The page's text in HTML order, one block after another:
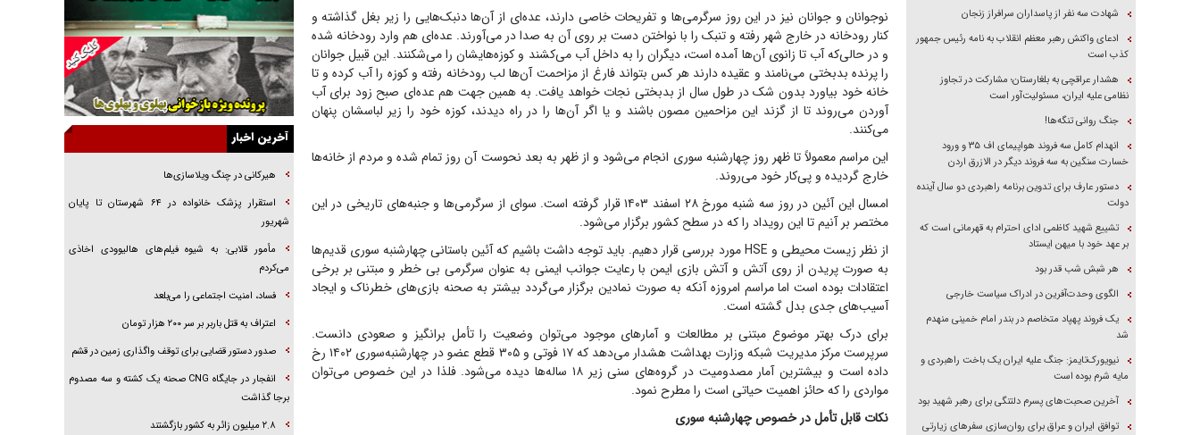
نوجوانان و جوانان نیز در این روز سرگرمی‌ها و تفریحات خاصی دارند، عده‌ای از آن‌ها دنبک‌هایی را زیر بغل گذاشته و
کنار رودخانه در خارج شهر رفته و تنبک را با نواختن دست بر روی آن به صدا در می‌آورند. عده‌ای هم وارد رودخانه شده
و در حالی‌که آب تا زانوی آن‌ها آمده است، دیگران را به داخل آب می‌کشند و کوزه‌هایشان را می‌شکنند. این قبیل جوانان
را پرنده بدبختی می‌نامند و عقیده دارند هر کس بتواند فارغ از مزاحمت آن‌ها لب رودخانه رفته و کوزه را آب کرده و تا
خانه خود بیاورد بدون شک در طول سال از بدبختی نجات خواهد یافت. به همین جهت هم عده‌ای صبح زود برای آب
آوردن می‌روند تا از گزند این مزاحمین مصون باشند و یا اگر آن‌ها را در راه دیدند، کوزه خود را زیر لباسشان پنهان
می‌کنند.
این مراسم معمولاً تا ظهر روز چهارشنبه سوری انجام می‌شود و از ظهر به بعد نحوست آن روز تمام شده و مردم از خانه‌ها
خارج گردیده و پی‌کار خود می‌روند.
امسال این آئین در روز سه شنبه مورخ ۲۸ اسفند ۱۴۰۳ قرار گرفته است. سوای از سرگرمی‌ها و جنبه‌های تاریخی در این
مختصر بر آنیم تا این رویداد را که در سطح کشور برگزار می‌شود.
از نظر زیست محیطی و HSE مورد بررسی قرار دهیم. باید توجه داشت باشیم که آئین باستانی چهارشنبه سوری قدیم‌ها
به صورت پریدن از روی آتش و آتش بازی ایمن با رعایت جوانب ایمنی به عنوان سرگرمی بی خطر و مبتنی بر برخی
اعتقادات بوده است اما مراسم امروزه آنکه به صورت نمادین برگزار می‌گردد بیشتر به صحنه بازی‌های خطرناک و ایجاد
آسیب‌های جدی بدل گشته است.
برای درک بهتر موضوع مبتنی بر مطالعات و آمارهای موجود می‌توان وضعیت را تأمل برانگیز و صعودی دانست.
سرپرست مرکز مدیریت شبکه وزارت بهداشت هشدار می‌دهد که ۱۷ فوتی و ۳۰۵ قطع عضو در چهارشنبه‌سوری ۱۴۰۲ رخ
داده است و بیشترین آمار مصدومیت در گروه‌های سنی زیر ۱۸ ساله‌ها دیده می‌شود. فلذا در این خصوص می‌توان
مواردی را که حائز اهمیت حیاتی است را مطرح نمود.
نکات قابل تأمل در خصوص چهارشنبه سوری
شهادت سه نفر از پاسداران سرافراز زنجان
ادعای واکنش رهبر معظم انقلاب به نامه رئیس جمهور
کذب است
هشدار عراقچی به بلغارستان؛ مشارکت در تجاوز
نظامی علیه ایران، مسئولیت‌آور است
جنگ روانی تنگه‌ها!
انهدام کامل سه فروند هواپیمای اف ۳۵ و ورود
خسارت سنگین به سه فروند دیگر در الازرق اردن
دستور عارف برای تدوین برنامه راهبردی دو سال آینده
دولت
تشییع شهید کاظمی ادای احترام به قهرمانی است که
بر عهد خود با میهن ایستاد
هر شبش شب قدر بود
الگوی وحدت‌آفرین در ادراک سیاست خارجی
یک فروند پهپاد متخاصم در بندر امام خمینی منهدم
شد
نیویورک‌تایمز: جنگ علیه ایران یک باخت راهبردی و
مایه شرم بوده است
آخرین صحبت‌های پسرم دلتنگی برای رهبر شهید بود
توافق ایران و عراق برای روان‌سازی سفر‌های زیارتی
جنجال پزشکان تقلبی در صنعت زیبایی
یهودی‌ها در ادبیات داستانی اروپا؛ از شکسپیر تا
دیکنز
گفت‌وگو با خواهر یکی از شهدای جنگ رمضان/
خواهرم فرمانده جهادی و اهل خدمت بی‌منت بود
جزئیات شکنجه‌هایم فراتر از آن است که در بیان
بگنجد!
تحلیل ابعاد پیام رهبر انقلاب به حزب‌الله/ مقاومت
گفت‌و‌گو اختصاصی با همسر فرمانده شهید حزب‌الله
آخرین اخبار
هیرکانی در چنگ ویلاسازی‌ها
‌استقرار پزشک خانواده در ۶۴ شهرستان تا پایان
شهریور
مأمور قلابی: به شیوه فیلم‌های هالیوودی اخاذی
می‌کردم
فساد، امنیت اجتماعی را می‌بلعد
‌‌اعتراف به قتل باربر بر سر ۲۰۰ هزار تومان
صدور دستور قضایی برای توقف واگذاری زمین در قشم
انفجار در جایگاه CNG صحنه یک کشته و سه مصدوم
برجا گذاشت
۲.۸ میلیون زائر به کشور بازگشتند